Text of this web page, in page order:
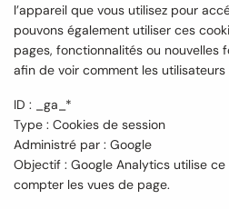
l’appareil que vous utilisez pour
pouvons également utiliser ces
pages, fonctionnalités ou nouvelles
afin de voir comment les utilisateurs
ID : _ga_*
Type : Cookies de session
Administré par : Google
Objectif : Google Analytics utilise
compter les vues de page.